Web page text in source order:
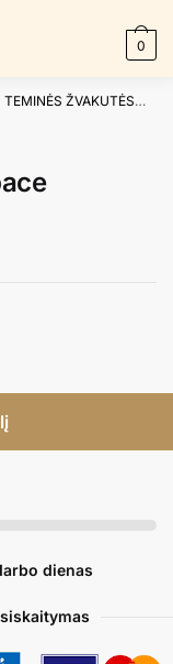
0
TEMINĖS ŽVAKUTĖS
dienas